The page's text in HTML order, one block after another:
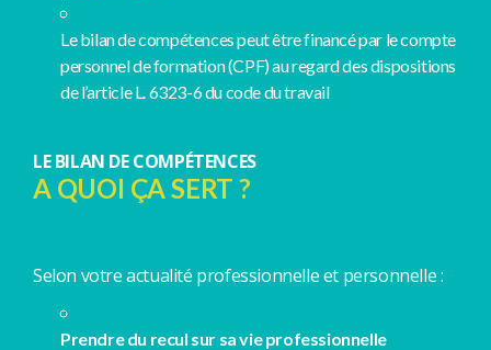
Le bilan de compétences peut être financé par le compte
personnel de formation (CPF) au regard des dispositions
de l’article L. 6323-6 du code du travail
LE BILAN DE COMPÉTENCES
A QUOI ÇA SERT ?
Selon votre actualité professionnelle et personnelle :
Prendre du recul sur sa vie professionnelle